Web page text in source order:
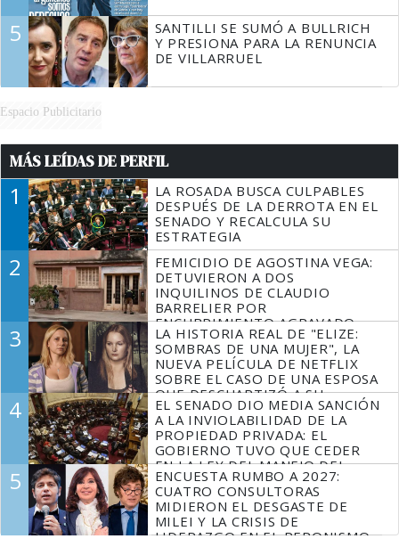
5
SANTILLI SE SUMÓ A BULLRICH
Y PRESIONA PARA LA RENUNCIA
DE VILLARRUEL
Espacio Publicitario
MÁS LEÍDAS DE PERFIL
1
LA ROSADA BUSCA CULPABLES
DESPUÉS DE LA DERROTA EN EL
SENADO Y RECALCULA SU
ESTRATEGIA
2
FEMICIDIO DE AGOSTINA VEGA:
DETUVIERON A DOS
INQUILINOS DE CLAUDIO
BARRELIER POR
ENCUBRIMIENTO AGRAVADO
3
LA HISTORIA REAL DE "ELIZE:
SOMBRAS DE UNA MUJER", LA
NUEVA PELÍCULA DE NETFLIX
SOBRE EL CASO DE UNA ESPOSA
QUE DESCUARTIZÓ A SU
MARIDO
4
EL SENADO DIO MEDIA SANCIÓN
A LA INVIOLABILIDAD DE LA
PROPIEDAD PRIVADA: EL
GOBIERNO TUVO QUE CEDER
EN LA LEY DEL MANEJO DEL
FUEGO
5
ENCUESTA RUMBO A 2027:
CUATRO CONSULTORAS
MIDIERON EL DESGASTE DE
MILEI Y LA CRISIS DE
LIDERAZGO EN EL PERONISMO